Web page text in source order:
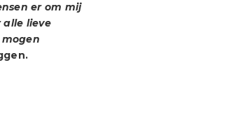
er om mij
alle lieve